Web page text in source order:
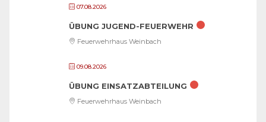
07.08.2026
ÜBUNG JUGEND-FEUERWEHR
Feuerwehrhaus Weinbach
09.08.2026
ÜBUNG EINSATZABTEILUNG
Feuerwehrhaus Weinbach